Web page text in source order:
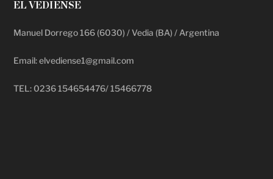
EL VEDIENSE
Manuel Dorrego 166 (6030) / Vedia (BA) / Argentina
Email: elvediense1@gmail.com
TEL: 0236 154654476/ 15466778